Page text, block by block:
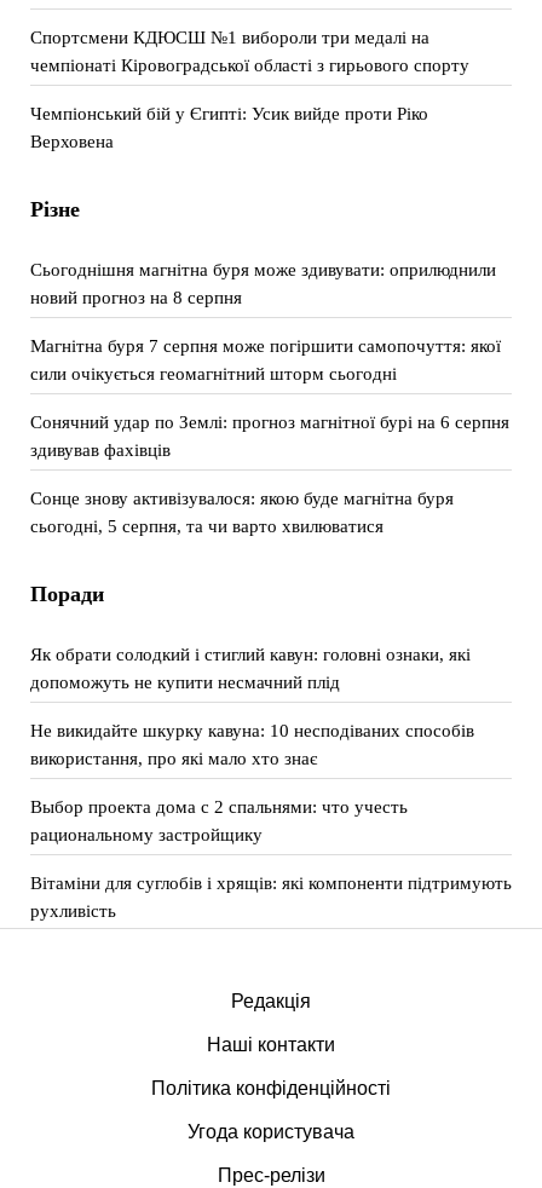
Спортсмени КДЮСШ №1 вибороли три медалі на
чемпіонаті Кіровоградської області з гирьового спорту
Чемпіонський бій у Єгипті: Усик вийде проти Ріко
Верховена
Різне
Сьогоднішня магнітна буря може здивувати: оприлюднили
новий прогноз на 8 серпня
Магнітна буря 7 серпня може погіршити самопочуття: якої
сили очікується геомагнітний шторм сьогодні
Сонячний удар по Землі: прогноз магнітної бурі на 6 серпня
здивував фахівців
Сонце знову активізувалося: якою буде магнітна буря
сьогодні, 5 серпня, та чи варто хвилюватися
Поради
Як обрати солодкий і стиглий кавун: головні ознаки, які
допоможуть не купити несмачний плід
Не викидайте шкурку кавуна: 10 несподіваних способів
використання, про які мало хто знає
Выбор проекта дома с 2 спальнями: что учесть
рациональному застройщику
Вітаміни для суглобів і хрящів: які компоненти підтримують
рухливість
Редакція
Наші контакти
Політика конфіденційності
Угода користувача
Прес-релізи